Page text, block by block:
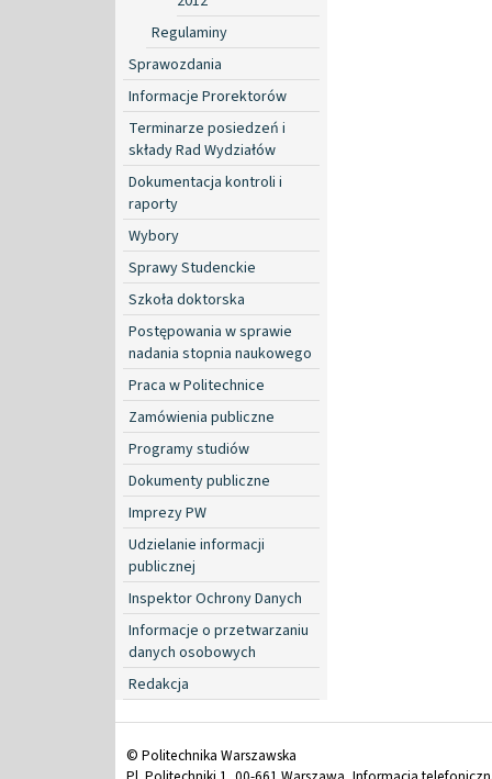
Regulaminy
Sprawozdania
Informacje Prorektorów
Terminarze posiedzeń i
składy Rad Wydziałów
Dokumentacja kontroli i
raporty
Wybory
Sprawy Studenckie
Szkoła doktorska
Postępowania w sprawie
nadania stopnia naukowego
Praca w Politechnice
Zamówienia publiczne
Programy studiów
Dokumenty publiczne
Imprezy PW
Udzielanie informacji
publicznej
Inspektor Ochrony Danych
Informacje o przetwarzaniu
danych osobowych
Redakcja
© Politechnika Warszawska